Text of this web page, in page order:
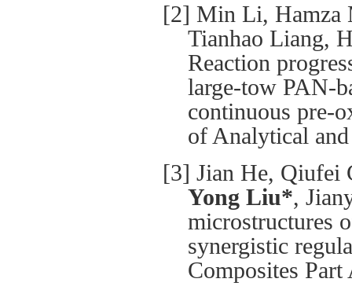
[2] Min Li, Hamza
Tianhao Liang,
Reaction
large-tow PAN-
continuous pre-
of Analytical
[3] Jian He, Qiufei
Yong Liu*,
microstructures
synergistic
Composites